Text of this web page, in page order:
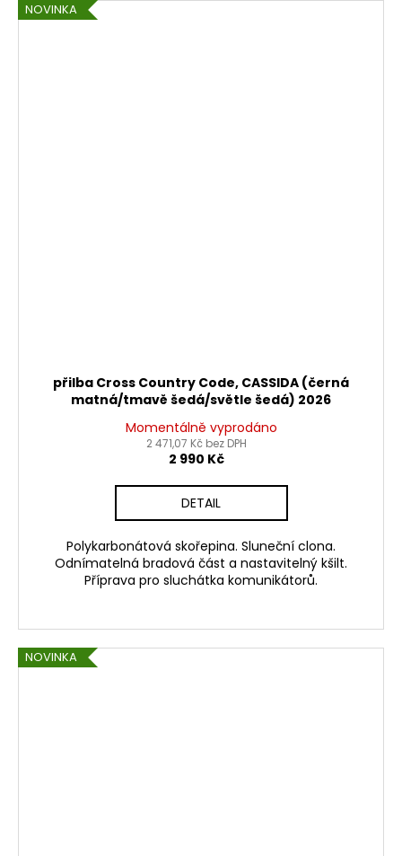
NOVINKA
přilba Cross Country Code, CASSIDA (černá
matná/tmavě šedá/světle šedá) 2026
Momentálně vyprodáno
2 471,07 Kč bez DPH
2 990 Kč
DETAIL
Polykarbonátová skořepina. Sluneční clona.
Odnímatelná bradová část a nastavitelný kšilt.
Příprava pro sluchátka komunikátorů.
NOVINKA